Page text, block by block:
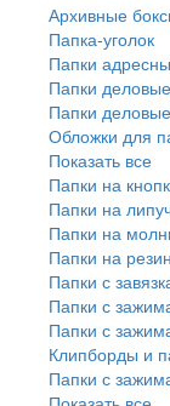
Архивные
Папка-уголок
Папки
Папки
Папки
Обложки для
Показать все
Папки на
Папки на
Папки на
Папки на
Папки с
Папки с
Папки с
Клипборды и
Папки с